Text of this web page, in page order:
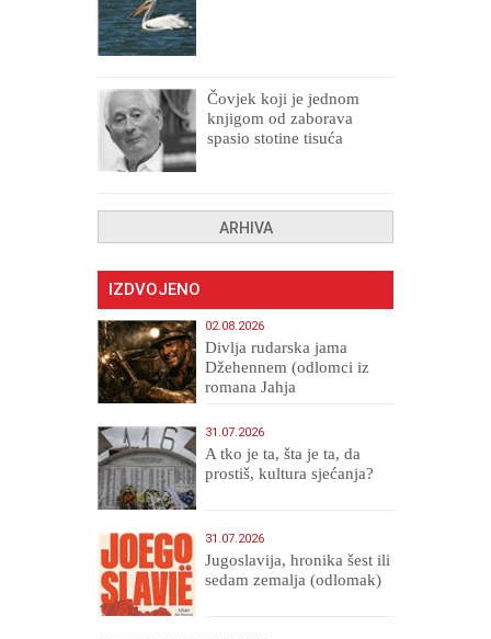
Čovjek koji je jednom
knjigom od zaborava
spasio stotine tisuća
ARHIVA
IZDVOJENO
02.08.2026
Divlja rudarska jama
Džehennem (odlomci iz
romana Jahja
31.07.2026
A tko je ta, šta je ta, da
prostiš, kultura sjećanja?
31.07.2026
Jugoslavija, hronika šest ili
sedam zemalja (odlomak)